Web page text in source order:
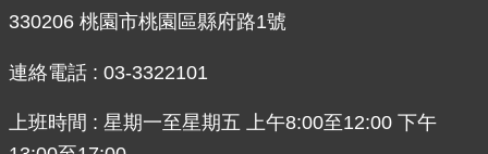
330206 桃園市桃園區縣府路1號
連絡電話 : 03-3322101
上班時間 : 星期一至星期五 上午8:00至12:00 下午